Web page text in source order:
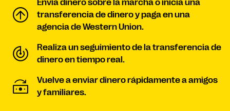
Envía dinero sobre la marcha o inicia una
transferencia de dinero y paga en una
agencia de Western Union.
Realiza un seguimiento de la transferencia de
dinero en tiempo real.
Vuelve a enviar dinero rápidamente a amigos
y familiares.